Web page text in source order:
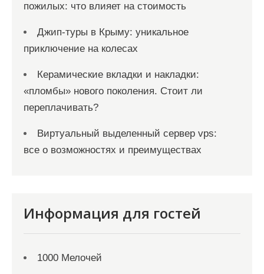
пожилых: что влияет на стоимость
Джип-туры в Крыму: уникальное
приключение на колесах
Керамические вкладки и накладки:
«пломбы» нового поколения. Стоит ли
переплачивать?
Виртуальный выделенный сервер vps:
все о возможностях и преимуществах
Информация для гостей
1000 Мелочей